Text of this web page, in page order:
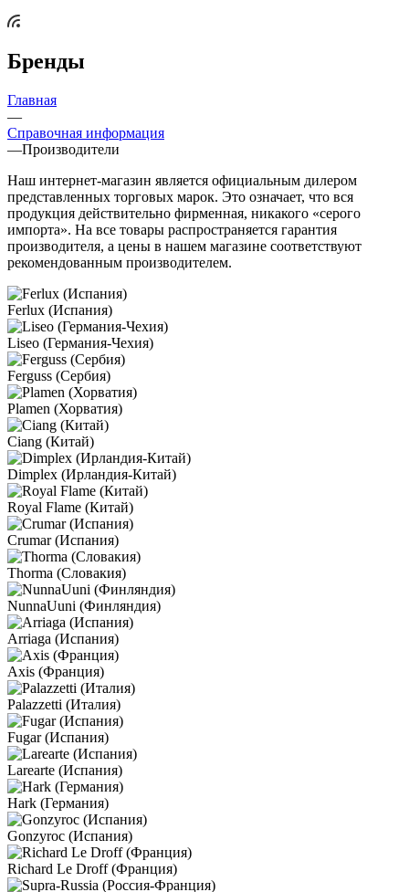
Бренды
Главная
—
Справочная информация
—Производители
Наш интернет-магазин является официальным дилером
представленных торговых марок. Это означает, что вся
продукция действительно фирменная, никакого «серого
импорта». На все товары распространяется гарантия
производителя, а цены в нашем магазине соответствуют
рекомендованным производителем.
Ferlux (Испания)
Liseo (Германия-Чехия)
Ferguss (Сербия)
Plamen (Хорватия)
Ciang (Китай)
Dimplex (Ирландия-Китай)
Royal Flame (Китай)
Crumar (Испания)
Thorma (Словакия)
NunnaUuni (Финляндия)
Arriaga (Испания)
Axis (Франция)
Palazzetti (Италия)
Fugar (Испания)
Larearte (Испания)
Hark (Германия)
Gonzyroc (Испания)
Richard Le Droff (Франция)